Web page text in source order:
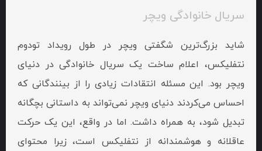
سریال خانوادگی ویچر
شاید بزرگ‌ترین شگفتی ویچر در طول رویداد تودوم
نتفلیکس، اعلام ساخت یک سریال خانوادگی در دنیای
ویچر بود. این مسئله انتقادات زیادی را از بینندگانی که
احساس می‌کردند دنیای ویچر نمی‌تواند به داستانی بچگانه‌
تبدیل شود، به همراه داشت. اما در واقع، این یک حرکت
عاقلانه و هوشمندانه از نتفلیکس است، زیرا محتوای